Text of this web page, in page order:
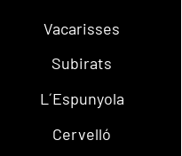
Vacarisses
Subirats
L´Espunyola
Cervelló